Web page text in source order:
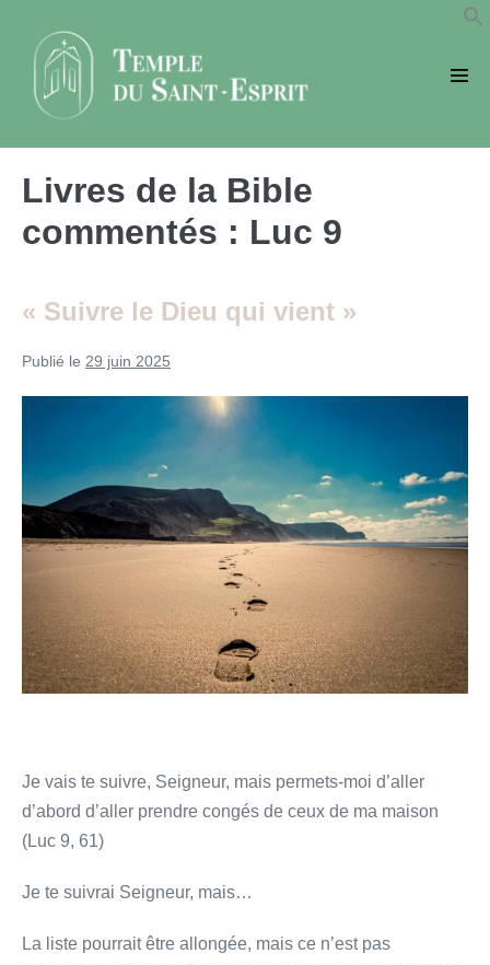
contenu
Livres de la Bible
commentés : Luc 9
« Suivre le Dieu qui vient »
Publié le 29 juin 2025
qui
vient
»
Je vais te suivre, Seigneur, mais permets-moi d’aller
d’abord d’aller prendre congés de ceux de ma maison
(Luc 9, 61)
Je te suivrai Seigneur, mais…
La liste pourrait être allongée, mais ce n’est pas